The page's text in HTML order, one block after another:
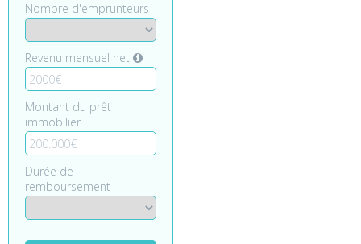
Nombre d'emprunteurs
Revenu mensuel net
Montant du prêt
immobilier
Durée de
remboursement